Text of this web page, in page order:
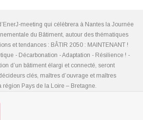
meeting qui célèbrera à Nantes la Journée
du Bâtiment, autour des thématiques
et tendances : BÂTIR 2050 : MAINTENANT !
- Décarbonation - Adaptation - Résilience ! -
d’un bâtiment élargi et connecté, seront
clés, maîtres d’ouvrage et maîtres
région Pays de la Loire – Bretagne.